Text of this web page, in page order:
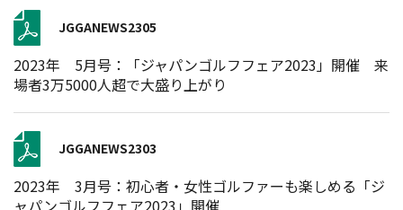
JGGANEWS2305
2023年 5月号：「ジャパンゴルフフェア2023」開催 来
場者3万5000人超で大盛り上がり
JGGANEWS2303
2023年 3月号：初心者・女性ゴルファーも楽しめる「ジ
ャパンゴルフフェア2023」開催